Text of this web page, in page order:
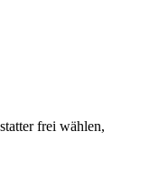
frei wählen,